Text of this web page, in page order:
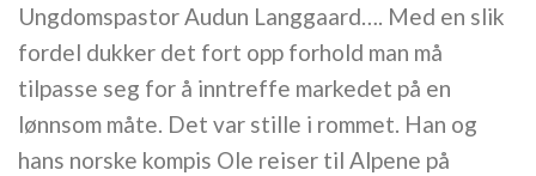
Ungdomspastor Audun Langgaard…. Med en slik
fordel dukker det fort opp forhold man må
tilpasse seg for å inntreffe markedet på en
lønnsom måte. Det var stille i rommet. Han og
hans norske kompis Ole reiser til Alpene på